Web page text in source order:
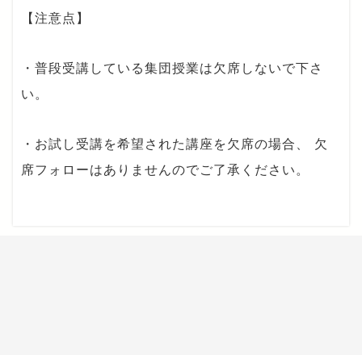
【注意点】
・普段受講している集団授業は欠席しないで下さ
い。
・お試し受講を希望された講座を欠席の場合、 欠
席フォローはありませんのでご了承ください。